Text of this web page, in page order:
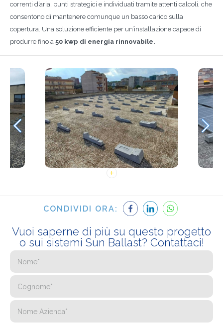
correnti d’aria, punti strategici e individuati tramite attenti calcoli, che
consentono di mantenere comunque un basso carico sulla
copertura. Una soluzione efficiente per un’installazione capace di
produrre fino a 50 kwp di energia rinnovabile.
CONDIVIDI ORA:
Vuoi saperne di più su questo progetto
o sui sistemi Sun Ballast? Contattaci!